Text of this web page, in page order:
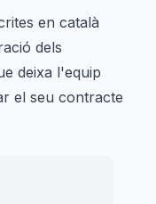
en català
dels
deixa l'equip
el seu contracte